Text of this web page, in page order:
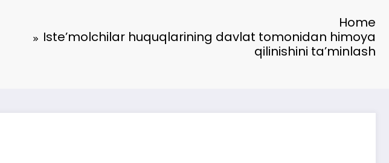
Home
Iste’molchilar huquqlarining davlat tomonidan himoya
qilinishini ta’minlash